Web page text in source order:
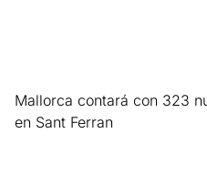
Mallorca contará con 323
en Sant Ferran